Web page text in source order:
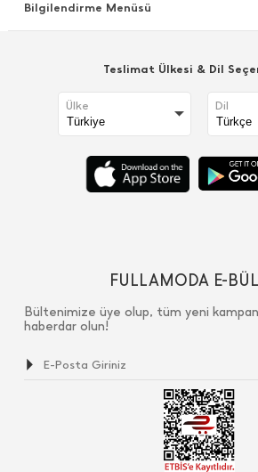
Bilgilendirme Menüsü
Teslimat Ülkesi & Dil
Ülke Dil
FULLAMODA E-
Bültenimize üye olup, tüm yeni
haberdar olun!